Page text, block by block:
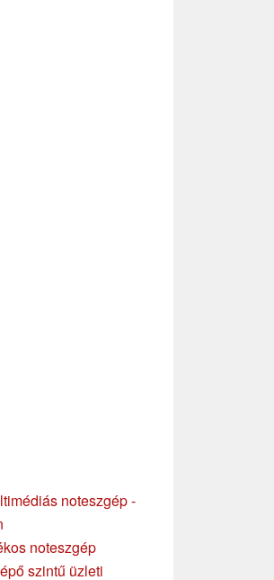
noteszgép -
noteszgép
szintű üzleti